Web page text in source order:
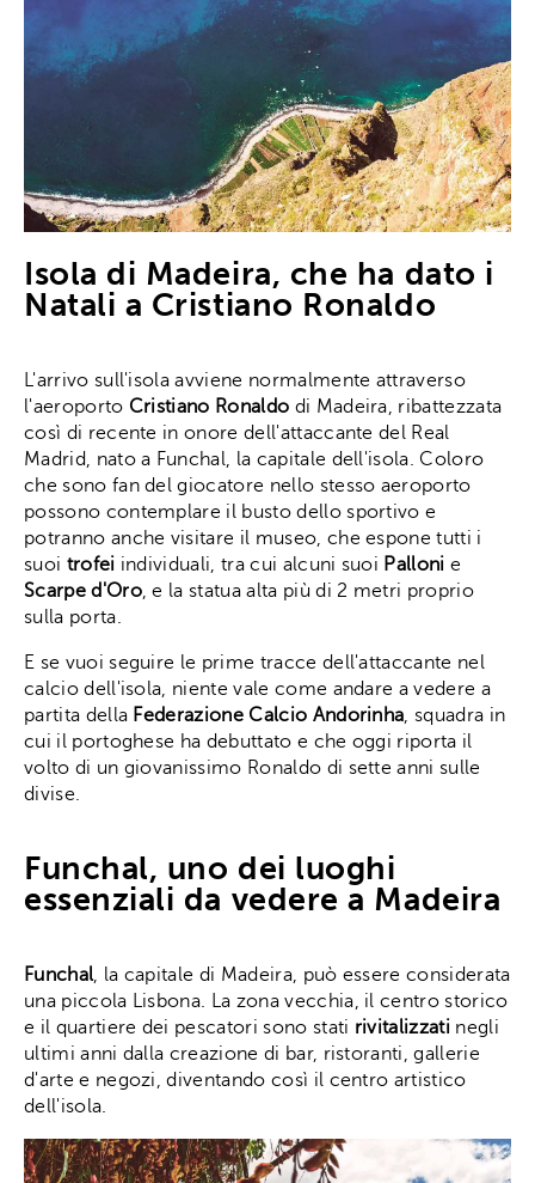
Isola di Madeira, che ha dato i
Natali a Cristiano Ronaldo
L'arrivo sull'isola avviene normalmente attraverso
l'aeroporto Cristiano Ronaldo di Madeira, ribattezzata
così di recente in onore dell'attaccante del Real
Madrid, nato a Funchal, la capitale dell'isola. Coloro
che sono fan del giocatore nello stesso aeroporto
possono contemplare il busto dello sportivo e
potranno anche visitare il museo, che espone tutti i
suoi trofei individuali, tra cui alcuni suoi Palloni e
Scarpe d'Oro, e la statua alta più di 2 metri proprio
sulla porta.
E se vuoi seguire le prime tracce dell'attaccante nel
calcio dell'isola, niente vale come andare a vedere a
partita della Federazione Calcio Andorinha, squadra in
cui il portoghese ha debuttato e che oggi riporta il
volto di un giovanissimo Ronaldo di sette anni sulle
divise.
Funchal, uno dei luoghi
essenziali da vedere a Madeira
Funchal, la capitale di Madeira, può essere considerata
una piccola Lisbona. La zona vecchia, il centro storico
e il quartiere dei pescatori sono stati rivitalizzati negli
ultimi anni dalla creazione di bar, ristoranti, gallerie
d'arte e negozi, diventando così il centro artistico
dell'isola.